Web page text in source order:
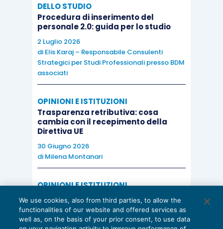
DELLO STUDIO
Procedura di inserimento del
personale 2.0: guida per lo studio
2 Luglio 2026
di Elis Karaj – Responsabile Consulenti
Strategici per Studi Professionali presso BDM
associati
OPINIONI E ISTITUZIONI
Trasparenza retributiva: cosa
cambia con il recepimento della
Direttiva UE
30 Giugno 2026
di Milena Montanari
OPINIONI E ISTITUZIONI
Valorizzare il potenziale dello Studio:
una riflessione sul futuro della
consulenza del lavoro
We use cookies, also from third parties, to allow the
functionalities of our website and offered services as
well as, on the basis of your prior consent, to use data